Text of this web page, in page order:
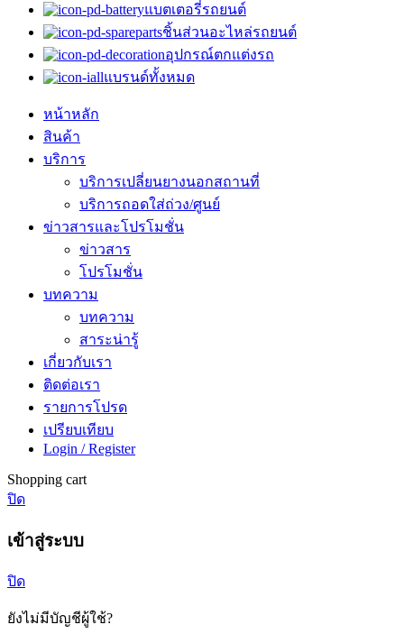
แบตเตอรี่รถยนต์
ชิ้นส่วนอะไหล่รถยนต์
อุปกรณ์ตกแต่งรถ
แบรนด์ทั้งหมด
หน้าหลัก
สินค้า
บริการ
บริการเปลี่ยนยางนอกสถานที่
บริการถอดใส่ถ่วง/ศูนย์
ข่าวสารและโปรโมชั่น
ข่าวสาร
โปรโมชั่น
บทความ
บทความ
สาระน่ารู้
เกี่ยวกับเรา
ติดต่อเรา
รายการโปรด
เปรียบเทียบ
Login / Register
Shopping cart
ปิด
เข้าสู่ระบบ
ปิด
ยังไม่มีบัญชีผู้ใช้?